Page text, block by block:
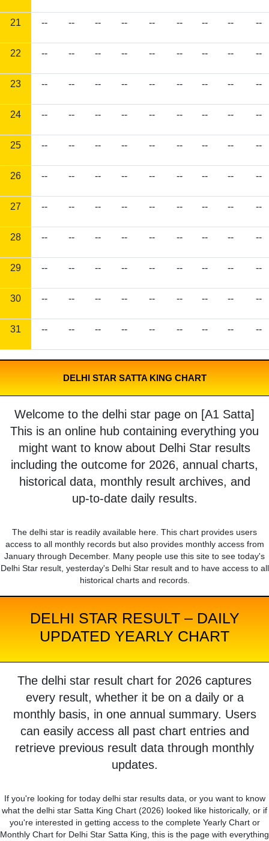
21 -- -- -- -- -- -- -- -- --
22 -- -- -- -- -- -- -- -- --
23 -- -- -- -- -- -- -- -- --
24 -- -- -- -- -- -- -- -- --
25 -- -- -- -- -- -- -- -- --
26 -- -- -- -- -- -- -- -- --
27 -- -- -- -- -- -- -- -- --
28 -- -- -- -- -- -- -- -- --
29 -- -- -- -- -- -- -- -- --
30 -- -- -- -- -- -- -- -- --
31 -- -- -- -- -- -- -- -- --
DELHI STAR SATTA KING CHART
Welcome to the delhi star page on [A1 Satta]
This is an online hub containing everything you
might want to know about Delhi Star results
including the outcome for 2026, annual charts,
historical data, monthly result archives, and
up-to-date daily results.
The delhi star is readily available here. This chart provides users
access to all monthly records but also provides monthly access from
January through December. Many people use this site to see today's
Delhi Star result, yesterday's Delhi Star result and to have access to all
historical charts and records.
DELHI STAR RESULT – DAILY
UPDATED YEARLY CHART
The delhi star result chart for 2026 captures
every result, whether it be on a daily or a
monthly basis, in one annual summary. Users
can easily access all past chart entries and
retrieve previous result data through monthly
updates.
If you're looking for today delhi star results data, or you want to know
what the delhi star Satta King Chart (2026) looked like historically, or if
you're interested in getting access to the complete Yearly Chart or
Monthly Chart for Delhi Star Satta King, this is the page with everything